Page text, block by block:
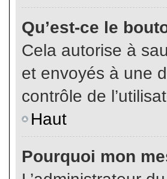
Qu’est-ce le
Cela autorise à
et envoyés à une
contrôle de
Haut
Pourquoi mon